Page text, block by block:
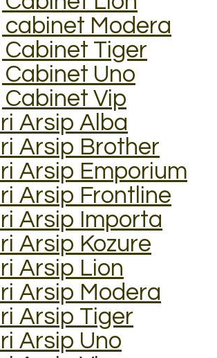
cabinet Modera
Cabinet Tiger
Cabinet Uno
Cabinet Vip
Arsip Alba
Arsip Brother
Arsip Emporium
Arsip Frontline
Arsip Importa
Arsip Kozure
Arsip Lion
Arsip Modera
Arsip Tiger
Arsip Uno